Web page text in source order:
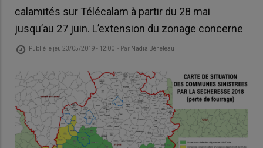
calamités sur Télécalam à partir du 28 mai
jusqu’au 27 juin. L’extension du zonage concerne
Publié le jeu 23/05/2019 - 12:00 - Par Nadia Bénéteau